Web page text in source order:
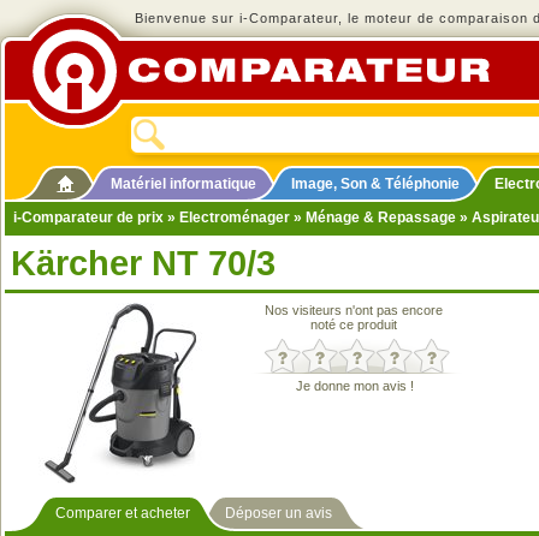
Bienvenue sur i-Comparateur, le moteur de comparaison
Matériel informatique Image, Son & Téléphonie
i-Comparateur de prix » Electroménager » Ménage & Repassage »
Kärcher NT 70/3
Nos visiteurs n'ont pas encore
noté ce produit
Je donne mon avis !
Comparer et acheter Déposer un avis